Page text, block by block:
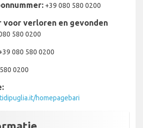
+39 080 580 0200
voor verloren en gevonden
580 0200
080 580 0200
0200
homepagebari